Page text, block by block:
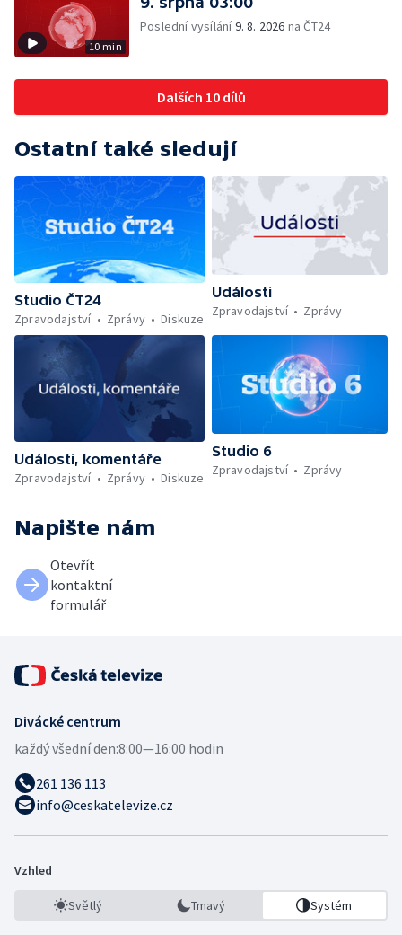
10 min
Poslední vysílání9. 8. 2026 na ČT24
Dalších 10 dílů
Ostatní také sledují
Studio ČT24
Zpravodajství
Zprávy Diskuze
Události
Zpravodajství
Zprávy
Události, komentáře
Zpravodajství
Zprávy Diskuze
Studio 6
Zpravodajství
Zprávy
Napište nám
Otevřít
kontaktní
formulář
Divácké centrum
každý všední den:8:00—16:00 hodin
261 136 113
info@ceskatelevize.cz
Vzhled
Světlý Tmavý Systém